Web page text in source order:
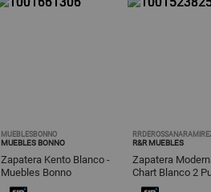
MUEBLESBONNO
MUEBLES BONNO
Zapatera Kento Blanco -
Muebles Bonno
R&R MUEBLES
Zapatera
Chart Blanco 2
R&R MUEBLES